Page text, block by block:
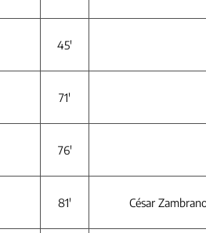
45′
71′
76′
81′ César